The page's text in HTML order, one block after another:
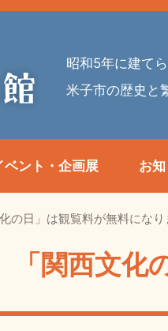
昭和5年に建て
米子市の歴史と
ベント・企画展 お
化の日」は観覧料が無料になり
「関西文